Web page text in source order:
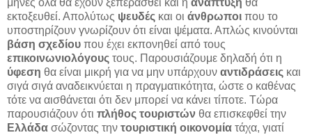
μήνες όλα θα έχουν ξεπερασθεί και η ανάπτυξη θα
εκτοξευθεί. Απολύτως ψευδές και οι άνθρωποι που το
υποστηρίζουν γνωρίζουν ότι είναι ψέματα. Απλώς κινούνται
βάση σχεδίου που έχει εκπονηθεί από τους
επικοινωνιολόγους τους. Παρουσιάζουμε δηλαδή ότι η
ύφεση θα είναι μικρή για να μην υπάρχουν αντιδράσεις και
σιγά σιγά αναδεικνύεται η πραγματικότητα, ώστε ο καθένας
τότε να αισθάνεται ότι δεν μπορεί να κάνει τίποτε. Τώρα
παρουσιάζουν ότι πλήθος τουριστών θα επισκεφθεί την
Ελλάδα σώζοντας την τουριστική οικονομία τάχα, γιατί